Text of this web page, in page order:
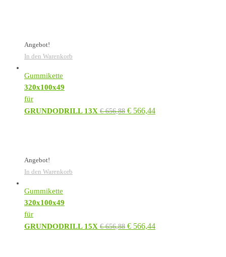
Angebot!
In den Warenkorb
Gummikette
320x100x49
für
GRUNDODRILL 13X €656,88 € 566,44
Angebot!
In den Warenkorb
Gummikette
320x100x49
für
GRUNDODRILL 15X €656,88 € 566,44